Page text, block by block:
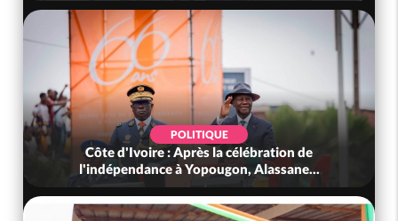
POLITIQUE
Côte d'Ivoire : Après la célébration de
l'indépendance à Yopougon, Alassane...